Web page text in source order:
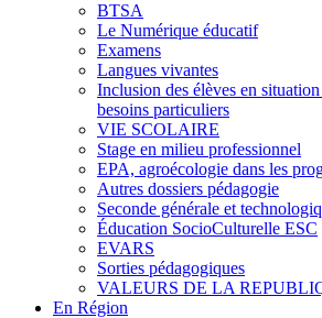
BTSA
Le Numérique éducatif
Examens
Langues vivantes
Inclusion des élèves en
besoins particuliers
VIE SCOLAIRE
Stage en milieu professionnel
EPA, agroécologie dans les
Autres dossiers pédagogie
Seconde générale et
Éducation SocioCulturelle ESC
EVARS
Sorties pédagogiques
VALEURS DE LA
En Région